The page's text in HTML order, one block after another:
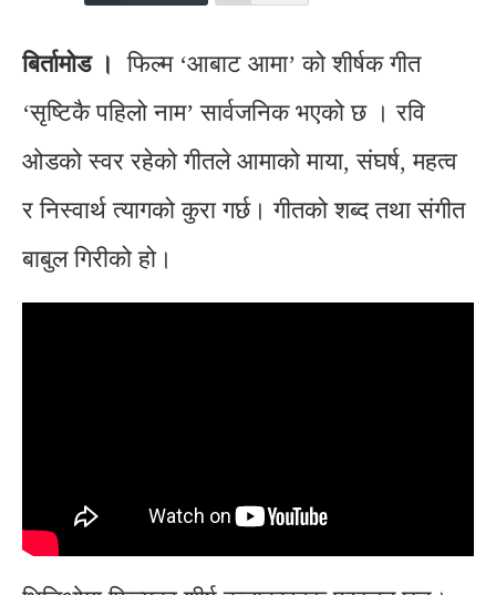
बिर्तामोड । फिल्म ‘आबाट आमा’ को शीर्षक गीत
‘सृष्टिकै पहिलो नाम’ सार्वजनिक भएको छ । रवि
ओडको स्वर रहेको गीतले आमाको माया, संघर्ष, महत्व
र निस्वार्थ त्यागको कुरा गर्छ। गीतको शब्द तथा संगीत
बाबुल गिरीको हो।